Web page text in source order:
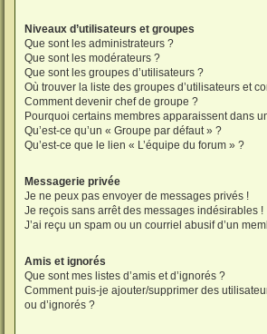
Niveaux d’utilisateurs et groupes
Que sont les administrateurs ?
Que sont les modérateurs ?
Que sont les groupes d’utilisateurs ?
Où trouver la liste des groupes d’utilisateurs et
Comment devenir chef de groupe ?
Pourquoi certains membres apparaissent dans
Qu’est-ce qu’un « Groupe par défaut » ?
Qu’est-ce que le lien « L’équipe du forum » ?
Messagerie privée
Je ne peux pas envoyer de messages privés !
Je reçois sans arrêt des messages indésirables !
J’ai reçu un spam ou un courriel abusif d’un
Amis et ignorés
Que sont mes listes d’amis et d’ignorés ?
Comment puis-je ajouter/supprimer des
ou d’ignorés ?